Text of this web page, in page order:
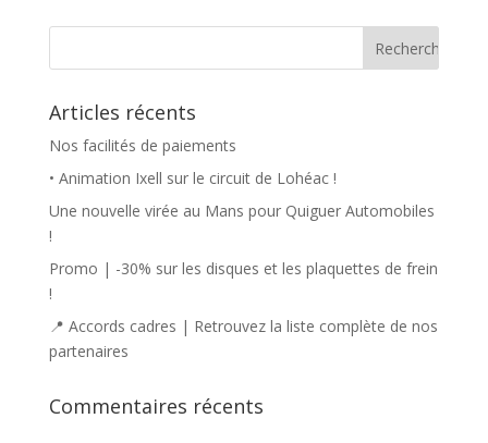
Articles récents
Nos facilités de paiements
• Animation Ixell sur le circuit de Lohéac !
Une nouvelle virée au Mans pour Quiguer Automobiles
!
Promo | -30% sur les disques et les plaquettes de frein
!
📍 Accords cadres | Retrouvez la liste complète de nos
partenaires
Commentaires récents